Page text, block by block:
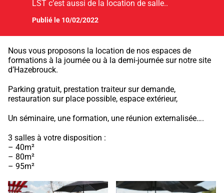
LST c’est aussi de la location de salle..
Publié le 10/02/2022
Nous vous proposons la location de nos espaces de
formations à la journée ou à la demi-journée sur notre site
d’Hazebrouck.
Parking gratuit, prestation traiteur sur demande,
restauration sur place possible, espace extérieur,
Un séminaire, une formation, une réunion externalisée….
3 salles à votre disposition :
– 40m²
– 80m²
– 95m²